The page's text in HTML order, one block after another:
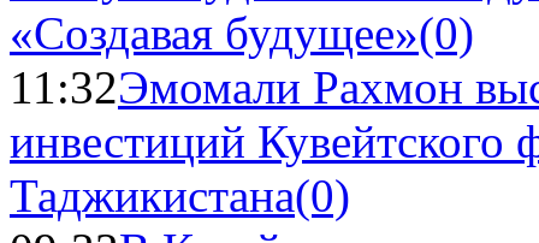
«Создавая будущее»(0)
11:32Эмомали Рахмон
инвестиций Кувейтского
Таджикистана(0)